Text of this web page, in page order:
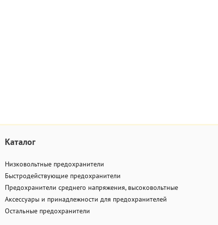
Каталог
Низковольтные предохранители
Быстродействующие предохранители
Предохранители среднего напряжения, высоковольтные
Аксессуары и принадлежности для предохранителей
Остальные предохранители